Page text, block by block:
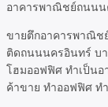
ขายตึกอาคารพาณิช
ติดถนนนครอินทร์ บา
โฮมออฟฟิศ ทำเป็นอ
ค้าขาย ทำออฟฟิศ ท